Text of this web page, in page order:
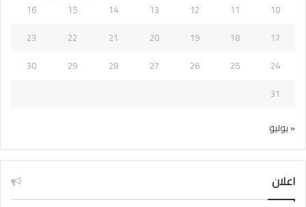
10
11
12
13
14
15
16
17
18
19
20
21
22
23
24
25
26
27
28
29
30
31
« يوليو
اعلان